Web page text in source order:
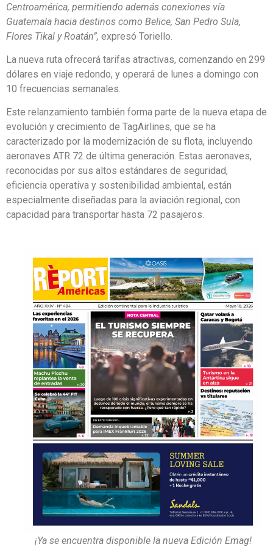
Centroamérica, permitiendo además conexiones vía
Guatemala hacia destinos como Belice, San Pedro Sula,
Flores Tikal y Roatán”, expresó Toriello.
La nueva ruta ofrecerá tarifas atractivas, comenzando en 299
dólares en viaje redondo, y operará de lunes a domingo con
10 frecuencias semanales.
Este relanzamiento también forma parte de la nueva etapa de
evolución y crecimiento de TagAirlines, que se ha
caracterizado por la modernización de su flota, incluyendo
aeronaves ATR 72 de última generación. Estas aeronaves,
reconocidas por sus altos estándares de seguridad,
eficiencia operativa y sostenibilidad ambiental, están
especialmente diseñadas para la aviación regional, con
capacidad para transportar hasta 72 pasajeros.
¡Ya se encuentra disponible la nueva Edición Emag!